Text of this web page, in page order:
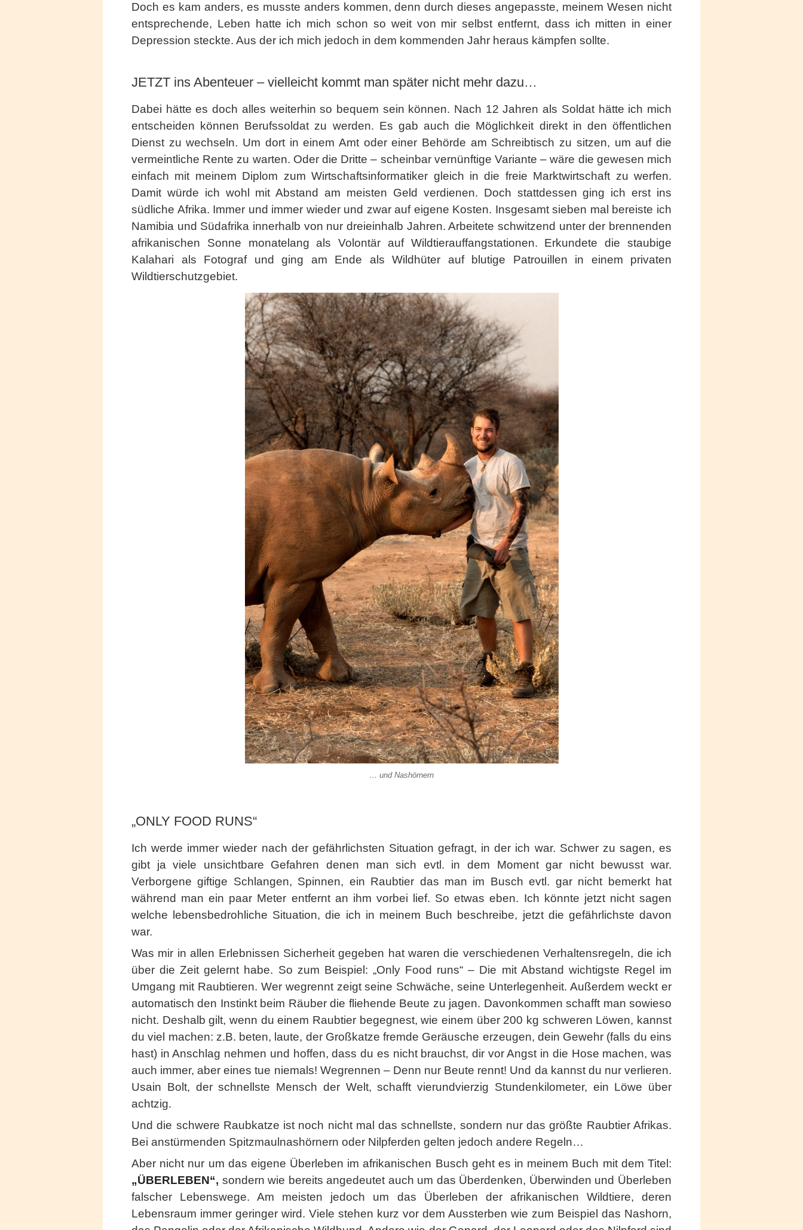
Doch es kam anders, es musste anders kommen, denn durch dieses angepasste, meinem Wesen nicht
entsprechende, Leben hatte ich mich schon so weit von mir selbst entfernt, dass ich mitten in einer
Depression steckte. Aus der ich mich jedoch in dem kommenden Jahr heraus kämpfen sollte.
JETZT ins Abenteuer – vielleicht kommt man später nicht mehr dazu…
Dabei hätte es doch alles weiterhin so bequem sein können. Nach 12 Jahren als Soldat hätte ich mich
entscheiden können Berufssoldat zu werden. Es gab auch die Möglichkeit direkt in den öffentlichen
Dienst zu wechseln. Um dort in einem Amt oder einer Behörde am Schreibtisch zu sitzen, um auf die
vermeintliche Rente zu warten. Oder die Dritte – scheinbar vernünftige Variante – wäre die gewesen mich
einfach mit meinem Diplom zum Wirtschaftsinformatiker gleich in die freie Marktwirtschaft zu werfen.
Damit würde ich wohl mit Abstand am meisten Geld verdienen. Doch stattdessen ging ich erst ins
südliche Afrika. Immer und immer wieder und zwar auf eigene Kosten. Insgesamt sieben mal bereiste ich
Namibia und Südafrika innerhalb von nur dreieinhalb Jahren. Arbeitete schwitzend unter der brennenden
afrikanischen Sonne monatelang als Volontär auf Wildtierauffangstationen. Erkundete die staubige
Kalahari als Fotograf und ging am Ende als Wildhüter auf blutige Patrouillen in einem privaten
Wildtierschutzgebiet.
… und Nashörnern
„ONLY FOOD RUNS“
Ich werde immer wieder nach der gefährlichsten Situation gefragt, in der ich war. Schwer zu sagen, es
gibt ja viele unsichtbare Gefahren denen man sich evtl. in dem Moment gar nicht bewusst war.
Verborgene giftige Schlangen, Spinnen, ein Raubtier das man im Busch evtl. gar nicht bemerkt hat
während man ein paar Meter entfernt an ihm vorbei lief. So etwas eben. Ich könnte jetzt nicht sagen
welche lebensbedrohliche Situation, die ich in meinem Buch beschreibe, jetzt die gefährlichste davon
war.
Was mir in allen Erlebnissen Sicherheit gegeben hat waren die verschiedenen Verhaltensregeln, die ich
über die Zeit gelernt habe. So zum Beispiel: „Only Food runs“ – Die mit Abstand wichtigste Regel im
Umgang mit Raubtieren. Wer wegrennt zeigt seine Schwäche, seine Unterlegenheit. Außerdem weckt er
automatisch den Instinkt beim Räuber die fliehende Beute zu jagen. Davonkommen schafft man sowieso
nicht. Deshalb gilt, wenn du einem Raubtier begegnest, wie einem über 200 kg schweren Löwen, kannst
du viel machen: z.B. beten, laute, der Großkatze fremde Geräusche erzeugen, dein Gewehr (falls du eins
hast) in Anschlag nehmen und hoffen, dass du es nicht brauchst, dir vor Angst in die Hose machen, was
auch immer, aber eines tue niemals! Wegrennen – Denn nur Beute rennt! Und da kannst du nur verlieren.
Usain Bolt, der schnellste Mensch der Welt, schafft vierundvierzig Stundenkilometer, ein Löwe über
achtzig.
Und die schwere Raubkatze ist noch nicht mal das schnellste, sondern nur das größte Raubtier Afrikas.
Bei anstürmenden Spitzmaulnashörnern oder Nilpferden gelten jedoch andere Regeln…
Aber nicht nur um das eigene Überleben im afrikanischen Busch geht es in meinem Buch mit dem Titel:
„ÜBERLEBEN“, sondern wie bereits angedeutet auch um das Überdenken, Überwinden und Überleben
falscher Lebenswege. Am meisten jedoch um das Überleben der afrikanischen Wildtiere, deren
Lebensraum immer geringer wird. Viele stehen kurz vor dem Aussterben wie zum Beispiel das Nashorn,